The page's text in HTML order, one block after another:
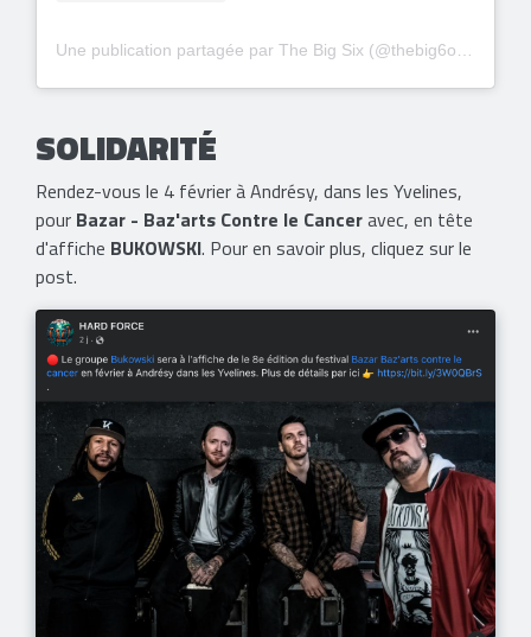
Une publication partagée par The Big Six (@thebig6official)
SOLIDARITÉ
Rendez-vous le 4 février à Andrésy, dans les Yvelines,
pour Bazar - Baz'arts Contre le Canceravec, en tête
d'affiche BUKOWSKI. Pour en savoir plus, cliquez sur le
post.